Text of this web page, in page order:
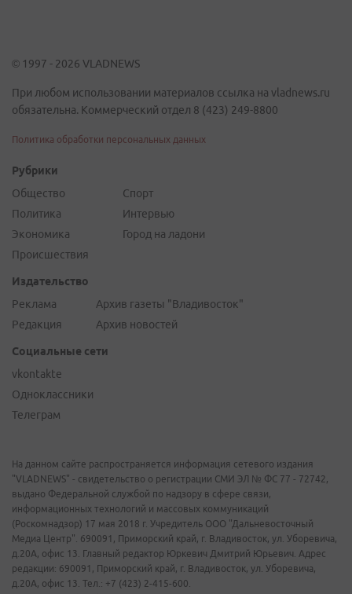
© 1997 - 2026 VLADNEWS
При любом использовании материалов ссылка на vladnews.ru
обязательна. Коммерческий отдел 8 (423) 249-8800
Политика обработки персональных данных
Рубрики
Общество
Политика
Экономика
Происшествия
Спорт
Интервью
Город на ладони
Издательство
Реклама
Редакция
Архив газеты "Владивосток"
Архив новостей
Социальные сети
vkontakte
Одноклассники
Телеграм
На данном сайте распространяется информация сетевого издания
"VLADNEWS" - свидетельство о регистрации СМИ ЭЛ № ФС 77 - 72742,
выдано Федеральной службой по надзору в сфере связи,
информационных технологий и массовых коммуникаций
(Роскомнадзор) 17 мая 2018 г. Учредитель ООО "Дальневосточный
Медиа Центр". 690091, Приморский край, г. Владивосток, ул. Уборевича,
д.20А, офис 13. Главный редактор Юркевич Дмитрий Юрьевич. Адрес
редакции: 690091, Приморский край, г. Владивосток, ул. Уборевича,
д.20А, офис 13. Тел.: +7 (423) 2-415-600.